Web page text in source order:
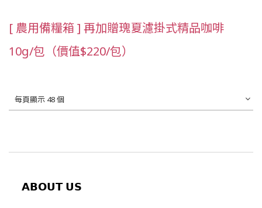
[ 農用備糧箱 ] 再加贈瑰夏濾掛式精品咖啡
10g/包（價值$220/包）
每頁顯示 48 個
𝗔𝗕𝗢𝗨𝗧 𝗨𝗦